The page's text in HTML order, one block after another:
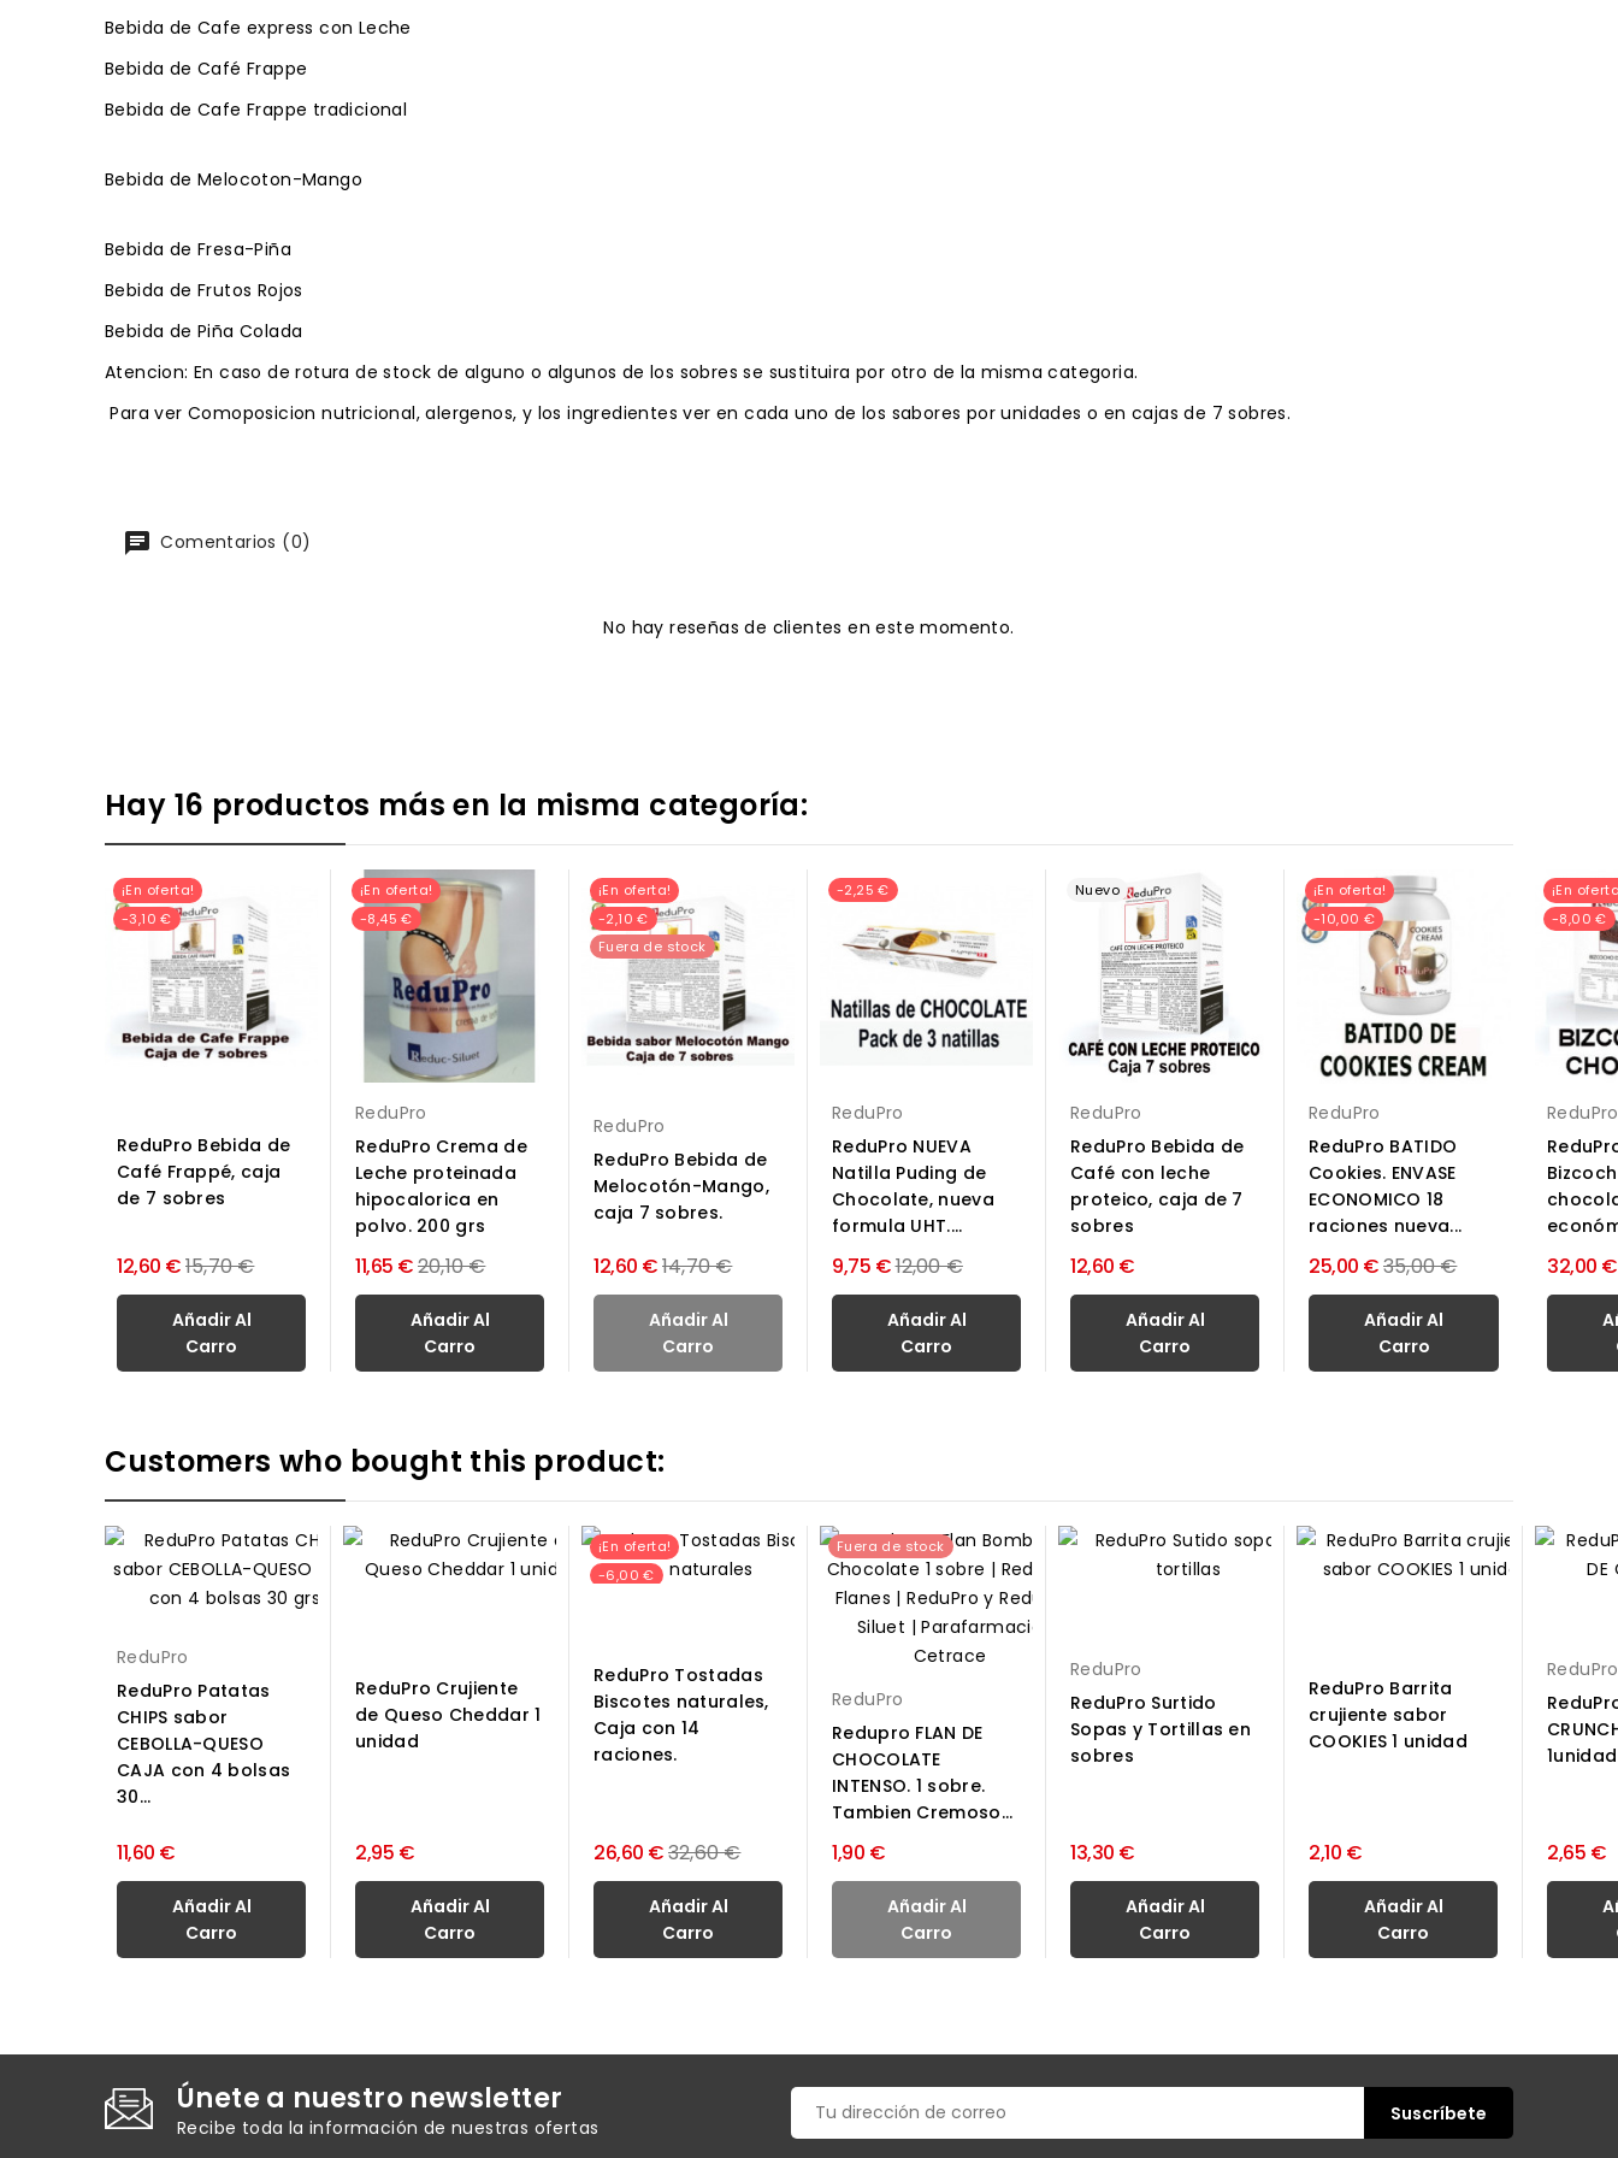
Bebida de Cafe express con Leche
Bebida de Café Frappe
Bebida de Cafe Frappe tradicional
Bebida de Melocoton-Mango
Bebida de Fresa-Piña
Bebida de Frutos Rojos
Bebida de Piña Colada
Atencion: En caso de rotura de stock de alguno o algunos de los sobres se sustituira por otro de la misma categoria.
Para ver Comoposicion nutricional, alergenos, y los ingredientes ver en cada uno de los sabores por unidades o en cajas de 7 sobres.
Comentarios (0)
No hay reseñas de clientes en este momento.
Hay 16 productos más en la misma categoría:
¡En oferta!
-3,10 €
ReduPro Bebida de
Café Frappé, caja
de 7 sobres
12,60 €Precio
normal
15,70 €
Añadir Al
Carro
¡En oferta!
-8,45 €
ReduPro
ReduPro Crema de
Leche proteinada
hipocalorica en
polvo. 200 grs
11,65 €Precio
normal
20,10 €
Añadir Al
Carro
¡En oferta!
-2,10 €
Fuera de stock
ReduPro
ReduPro Bebida de
Melocotón-Mango,
caja 7 sobres.
12,60 €Precio
normal
14,70 €
Añadir Al
Carro
-2,25 €
ReduPro
ReduPro NUEVA
Natilla Puding de
Chocolate, nueva
formula UHT....
9,75 €Precio
normal
12,00 €
Añadir Al
Carro
Nuevo
ReduPro
ReduPro Bebida de
Café con leche
proteico, caja de 7
sobres
12,60 €
Añadir Al
Carro
¡En oferta!
-10,00 €
ReduPro
ReduPro BATIDO
Cookies. ENVASE
ECONOMICO 18
raciones nueva...
25,00 €Precio
normal
35,00 €
Añadir Al
Carro
¡En
-8,00 €
ReduPro
32,00 €
Customers who bought this product:
ReduPro
ReduPro Patatas
CHIPS sabor
CEBOLLA-QUESO
CAJA con 4 bolsas
30...
11,60 €
Añadir Al
Carro
ReduPro Crujiente
de Queso Cheddar 1
unidad
2,95 €
Añadir Al
Carro
¡En oferta!
-6,00 €
ReduPro Tostadas
Biscotes naturales,
Caja con 14
raciones.
26,60 €Precio
normal
32,60 €
Añadir Al
Carro
Fuera de stock
ReduPro
Redupro FLAN DE
CHOCOLATE
INTENSO. 1 sobre.
Tambien Cremoso...
1,90 €
Añadir Al
Carro
ReduPro
ReduPro Surtido
Sopas y Tortillas en
sobres
13,30 €
Añadir Al
Carro
ReduPro Barrita
crujiente sabor
COOKIES 1 unidad
2,10 €
Añadir Al
Carro
ReduPro
1unidad
2,65 €
Únete a nuestro newsletter
Recibe toda la información de nuestras ofertas